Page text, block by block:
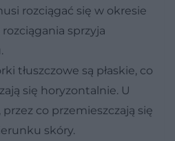
rozciągać się w okresie
sprzyja
tłuszczowe są płaskie, co
się horyzontalnie. U
co przemieszczają się
skóry.